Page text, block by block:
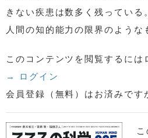
きない疾患は数多く残っている
人間の知的能力の限界のような
このコンテンツを閲覧するには
→ ログイン
会員登録（無料）はお済みです